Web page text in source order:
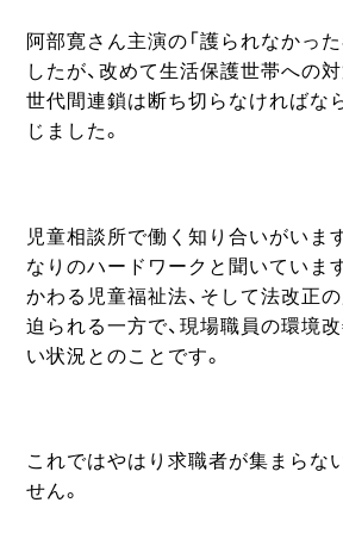
阿部寛さん主演の「護られなかった
したが、改めて生活保護世帯への
世代間連鎖は断ち切らなければな
じました。
児童相談所で働く知り合いがいま
なりのハードワークと聞いていま
かわる児童福祉法、そして法改正
迫られる一方で、現場職員の環境
い状況とのことです。
これではやはり求職者が集まらな
せん。